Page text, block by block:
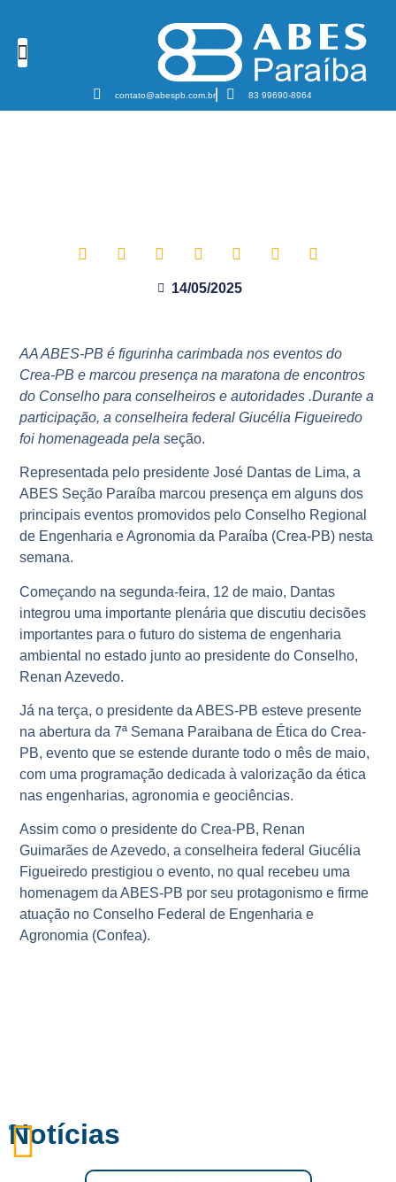
contato@abespb.com.br 83 99690-8964
14/05/2025
AA ABES-PB é figurinha carimbada nos eventos do
Crea-PB e marcou presença na maratona de encontros
do Conselho para conselheiros e autoridades .Durante a
participação, a conselheira federal Giucélia Figueiredo
foi homenageada pelaseção.
Representada pelo presidente José Dantas de Lima, a
ABES Seção Paraíba marcou presença em alguns dos
principais eventos promovidos pelo Conselho Regional
de Engenharia e Agronomia da Paraíba (Crea-PB) nesta
semana.
Começando na segunda-feira, 12 de maio, Dantas
integrou uma importante plenária que discutiu decisões
importantes para o futuro do sistema de engenharia
ambiental no estado junto ao presidente do Conselho,
Renan Azevedo.
Já na terça, o presidente da ABES-PB esteve presente
na abertura da 7ª Semana Paraibana de Ética do Crea-
PB, evento que se estende durante todo o mês de maio,
com uma programação dedicada à valorização da ética
nas engenharias, agronomia e geociências.
Assim como o presidente do Crea-PB, Renan
Guimarães de Azevedo, a conselheira federal Giucélia
Figueiredo prestigiou o evento, no qual recebeu uma
homenagem da ABES-PB por seu protagonismo e firme
atuação no Conselho Federal de Engenharia e
Agronomia (Confea).
Notícias